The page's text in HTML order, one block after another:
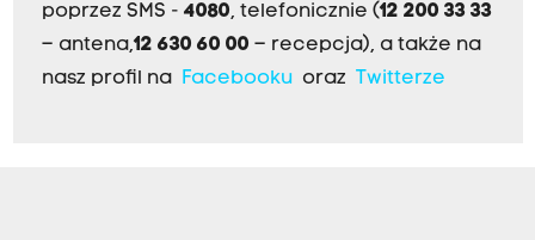
poprzez SMS - 4080, telefonicznie (12 200 33 33
– antena,12 630 60 00 – recepcja), a także na
nasz profil na
Facebookuoraz Twitterze